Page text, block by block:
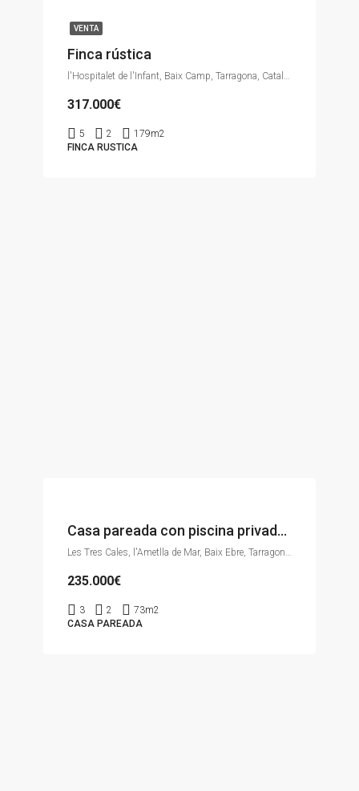
VENTA
Finca rústica
l'Hospitalet de l'Infant, Baix Camp, Tarragona, Catalunya, España
317.000€
5 2
179m2
FINCA RUSTICA
Casa pareada con piscina privada y licencia turística.
Les Tres Cales, l'Ametlla de Mar, Baix Ebre, Tarragona, Catalunya, 43860, España
235.000€
3 2
73m2
CASA PAREADA